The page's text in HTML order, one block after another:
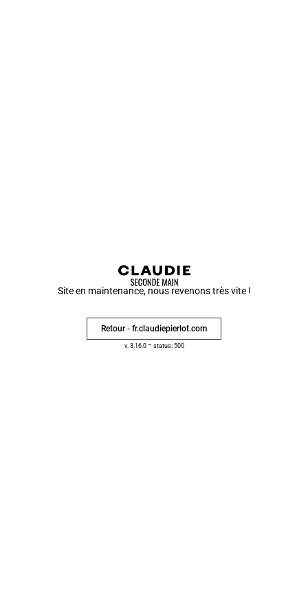
Site en maintenance, nous revenons très vite !
Retour - fr.claudiepierlot.com
v. 3.16.0- status: 500